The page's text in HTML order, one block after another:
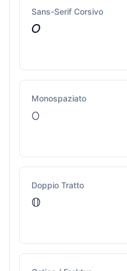
Sans-Serif Corsivo
𝘖
Monospaziato
𝙾
Doppio Tratto
𝕆